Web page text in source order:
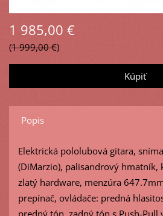
1 985,00 €
1 999,00 €
Popis
Elektrická pololubová gitara,
(DiMarzio), palisandrový hmatník,
zlatý hardware, menzúra
prepínač, ovládače: predná
predný tón, zadný tón s Push-Pull